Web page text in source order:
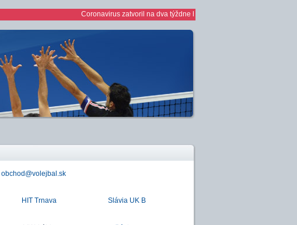
Coronavirus zatvoril na dva týždne haly *** 1/2 finále play off žien
obchod@volejbal.sk
HIT Trnava Slávia UK B